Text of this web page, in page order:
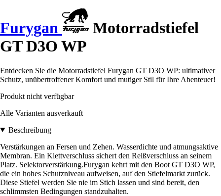
Furygan
Motorradstiefel
GT D3O WP
Entdecken Sie die Motorradstiefel Furygan GT D3O WP: ultimativer
Schutz, unübertroffener Komfort und mutiger Stil für Ihre Abenteuer!
Produkt nicht verfügbar
Alle Varianten ausverkauft
Beschreibung
Verstärkungen an Fersen und Zehen. Wasserdichte und atmungsaktive
Membran. Ein Klettverschluss sichert den Reißverschluss an seinem
Platz. Selektorverstärkung.Furygan kehrt mit den Boot GT D3O WP,
die ein hohes Schutzniveau aufweisen, auf den Stiefelmarkt zurück.
Diese Stiefel werden Sie nie im Stich lassen und sind bereit, den
schlimmsten Bedingungen standzuhalten.